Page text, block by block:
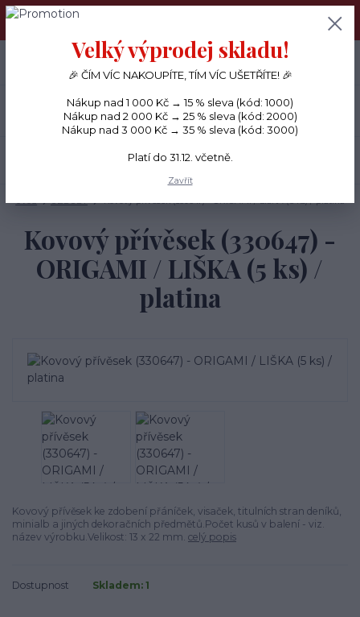
PŘÁNÍČKA a PAPÍROVÉ DÁRKY odesílám každý den, KREATIVNÍ
Menu
CZK
+420 734 380 930
(Po-Ne, 8-20 hod.)
Kovový přívěsek (330647) -
ORIGAMI / LIŠKA (5 ks) /
platina
Kovový přívěsek ke zdobení přáníček, visaček, titulních stran deníků,
minialb a jiných dekoračních předmětů.Počet kusů v balení - viz.
název výrobku.Velikost: 13 x 22 mm. celý popis
Dostupnost Skladem: 1
Velký výprodej skladu!
🎉 ČÍM VÍC NAKOUPÍTE, TÍM VÍC UŠETŘÍTE! 🎉
Nákup nad 1 000 Kč → 15 % sleva (kód: 1000)
Nákup nad 2 000 Kč → 25 % sleva (kód: 2000)
Nákup nad 3 000 Kč → 35 % sleva (kód: 3000)
Platí do 31.12. včetně.
Zavřít